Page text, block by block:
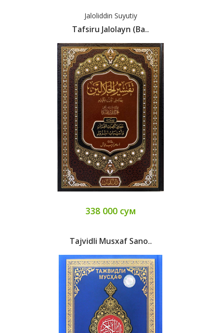
Jaloliddin Suyutiy
Tafsiru Jalolayn (Ba..
338 000 сум
Tajvidli Musxaf Sano..